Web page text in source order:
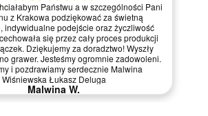
Państwu a w szczególności Pani
z Krakowa podziękować za świetną
indywidualne podejście oraz życzliwość
się przez cały proces produkcji
Dziękujemy za doradztwo! Wyszły
grawer. Jesteśmy ogromnie zadowoleni.
i pozdrawiamy serdecznie Malwina
Wiśniewska Łukasz Deluga
Malwina W.